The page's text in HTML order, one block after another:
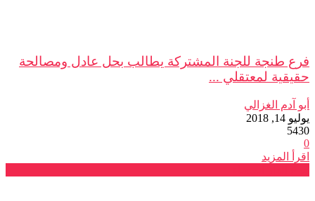
فرع طنجة للجنة المشتركة يطالب بحل عادل ومصالحة
حقيقية لمعتقلي ...
أبو آدم الغزالي
يوليو 14, 2018
5430
0
اقرأ المزيد